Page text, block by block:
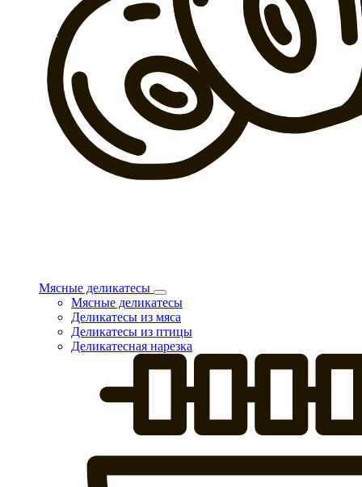
Мясные деликатесы
Мясные деликатесы
Деликатесы из мяса
Деликатесы из птицы
Деликатесная нарезка